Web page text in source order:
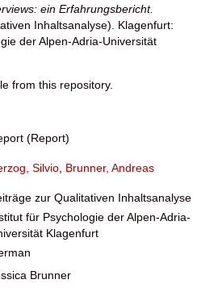
ein Erfahrungsbericht.
Inhaltsanalyse). Klagenfurt:
der Alpen-Adria-Universität
from this repository.
(Report)
Silvio Brunner, Andreas
zur Qualitativen Inhaltsanalyse
für Psychologie der Alpen-Adria-
Klagenfurt
Brunner